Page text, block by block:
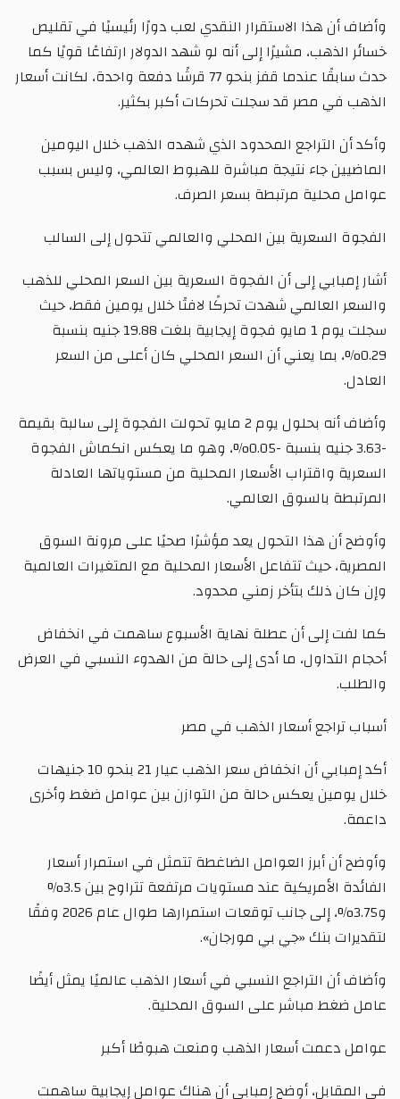
وأضاف أن هذا الاستقرار النقدي لعب دورًا رئيسيًا في تقليص
خسائر الذهب، مشيرًا إلى أنه لو شهد الدولار ارتفاعًا قويًا كما
حدث سابقًا عندما قفز بنحو 77 قرشًا دفعة واحدة، لكانت أسعار
الذهب في مصر قد سجلت تحركات أكبر بكثير.
وأكد أن التراجع المحدود الذي شهده الذهب خلال اليومين
الماضيين جاء نتيجة مباشرة للهبوط العالمي، وليس بسبب
عوامل محلية مرتبطة بسعر الصرف.
الفجوة السعرية بين المحلي والعالمي تتحول إلى السالب
أشار إمبابي إلى أن الفجوة السعرية بين السعر المحلي للذهب
والسعر العالمي شهدت تحركًا لافتًا خلال يومين فقط، حيث
سجلت يوم 1 مايو فجوة إيجابية بلغت 19.88 جنيه بنسبة
0.29%، بما يعني أن السعر المحلي كان أعلى من السعر
العادل.
وأضاف أنه بحلول يوم 2 مايو تحولت الفجوة إلى سالبة بقيمة
-3.63 جنيه بنسبة -0.05%، وهو ما يعكس انكماش الفجوة
السعرية واقتراب الأسعار المحلية من مستوياتها العادلة
المرتبطة بالسوق العالمي.
وأوضح أن هذا التحول يعد مؤشرًا صحيًا على مرونة السوق
المصرية، حيث تتفاعل الأسعار المحلية مع المتغيرات العالمية
وإن كان ذلك بتأخر زمني محدود.
كما لفت إلى أن عطلة نهاية الأسبوع ساهمت في انخفاض
أحجام التداول، ما أدى إلى حالة من الهدوء النسبي في العرض
والطلب.
أسباب تراجع أسعار الذهب في مصر
أكد إمبابي أن انخفاض سعر الذهب عيار 21 بنحو 10 جنيهات
خلال يومين يعكس حالة من التوازن بين عوامل ضغط وأخرى
داعمة.
وأوضح أن أبرز العوامل الضاغطة تتمثل في استمرار أسعار
الفائدة الأمريكية عند مستويات مرتفعة تتراوح بين 3.5%
و3.75%، إلى جانب توقعات استمرارها طوال عام 2026 وفقًا
لتقديرات بنك «جي بي مورجان».
وأضاف أن التراجع النسبي في أسعار الذهب عالميًا يمثل أيضًا
عامل ضغط مباشر على السوق المحلية.
عوامل دعمت أسعار الذهب ومنعت هبوطًا أكبر
في المقابل، أوضح إمبابي أن هناك عوامل إيجابية ساهمت